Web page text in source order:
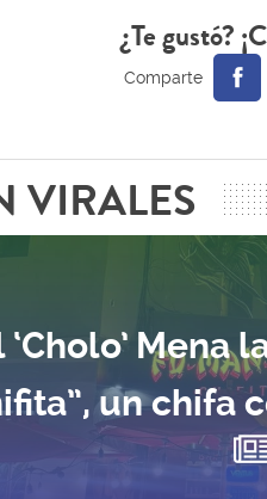
¿Te gustó?
VIRALES
‘Cholo’ Mena
un chifa